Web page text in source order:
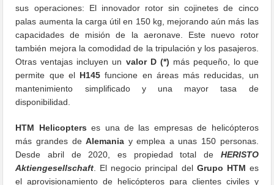
sus operaciones: El innovador rotor sin cojinetes de cinco
palas aumenta la carga útil en 150 kg, mejorando aún más las
capacidades de misión de la aeronave. Este nuevo rotor
también mejora la comodidad de la tripulación y los pasajeros.
Otras ventajas incluyen un valor D (*) más pequeño, lo que
permite que el H145 funcione en áreas más reducidas, un
mantenimiento simplificado y una mayor tasa de
disponibilidad.
HTM Helicopters es una de las empresas de helicópteros
más grandes deAlemania y emplea a unas 150 personas.
Desde abril de 2020, es propiedad total de HERISTO
Aktiengesellschaft . El negocio principal del Grupo HTM es
el aprovisionamiento de helicópteros para clientes civiles y